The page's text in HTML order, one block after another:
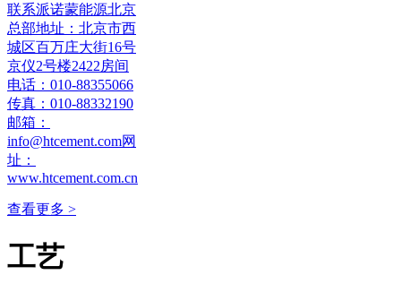
联系派诺蒙能源北京
总部地址：北京市西
城区百万庄大街16号
京仪2号楼2422房间
电话：010-88355066
传真：010-88332190
邮箱：
info@htcement.com网
址：
www.htcement.com.cn
查看更多 >
工艺